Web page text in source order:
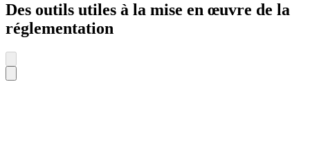
Des outils utiles à la mise en œuvre de la
réglementation